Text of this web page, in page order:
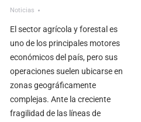
Noticias
El sector agrícola y forestal es
uno de los principales motores
económicos del país, pero sus
operaciones suelen ubicarse en
zonas geográficamente
complejas. Ante la creciente
fragilidad de las líneas de